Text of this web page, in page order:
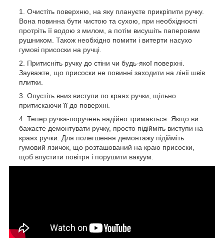
Очистіть поверхню, на яку плануєте прикріпити ручку.
Вона повинна бути чистою та сухою, при необхідності
протріть її водою з милом, а потім висушіть паперовим
рушником. Також необхідно помити і витерти насухо
гумові присоски на ручці.
Притисніть ручку до стіни чи будь-якої поверхні.
Зауважте, що присоски не повинні заходити на лінії швів
плитки.
Опустіть вниз виступи по краях ручки, щільно
притискаючи її до поверхні.
Тепер ручка-поручень надійно тримається. Якщо ви
бажаєте демонтувати ручку, просто підійміть виступи на
краях ручки. Для полегшення демонтажу підійміть
гумовий язичок, що розташований на краю присоски,
щоб впустити повітря і порушити вакуум.